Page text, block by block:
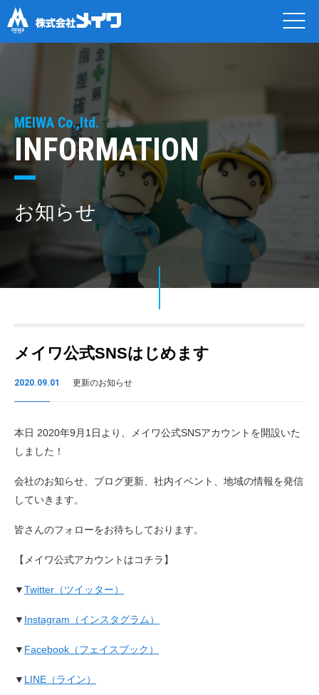
MEIWA Co.,ltd.
INFORMATION
お知らせ
メイワ公式SNSはじめます
2020.09.01 更新のお知らせ
本日 2020年9月1日より、メイワ公式SNSアカウントを開設いた
しました！
会社のお知らせ、ブログ更新、社内イベント、地域の情報を発信
していきます。
皆さんのフォローをお待ちしております。
【メイワ公式アカウントはコチラ】
▼Twitter（ツイッター）
▼ Instagram（インスタグラム）
▼ Facebook（フェイスブック）
▼ LINE（ライン）